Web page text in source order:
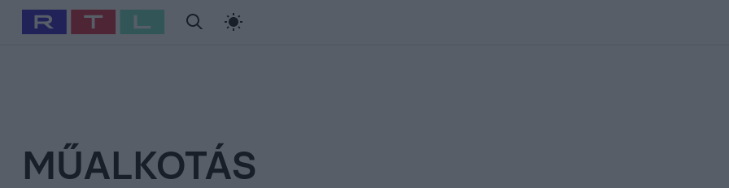
Babits Marcella Szellő István Most Wanted
MŰALKOTÁS